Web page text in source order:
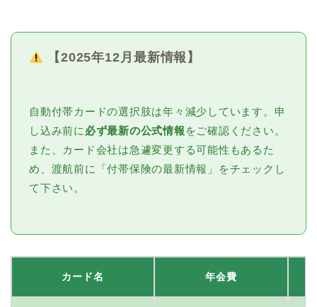
【2025年12月最新情報】
自動付帯カードの選択肢は年々減少しています。申
し込み前に必ず最新の公式情報 をご確認ください。
また、カード会社は急遽変更する可能性もあるた
め、渡航前に「付帯保険の最新情報」をチェックし
て下さい。
カード名 年会費